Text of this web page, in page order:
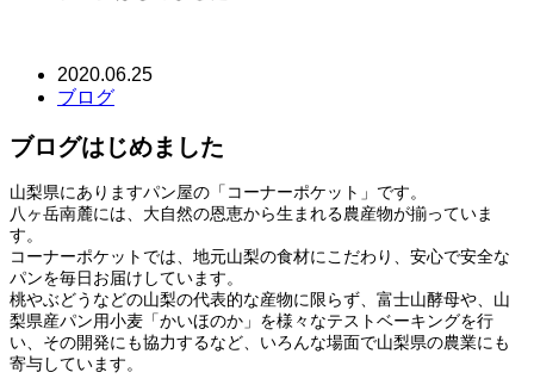
2020.06.25
ブログ
ブログはじめました
山梨県にありますパン屋の「コーナーポケット」です。
八ヶ岳南麓には、大自然の恩恵から生まれる農産物が揃っていま
す。
コーナーポケットでは、地元山梨の食材にこだわり、安心で安全な
パンを毎日お届けしています。
桃やぶどうなどの山梨の代表的な産物に限らず、富士山酵母や、山
梨県産パン用小麦「かいほのか」を様々なテストベーキングを行
い、その開発にも協力するなど、いろんな場面で山梨県の農業にも
寄与しています。